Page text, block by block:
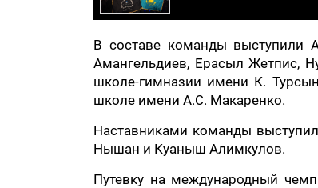
В составе команды выступили
Амангельдиев, Ерасыл Жетпис,
школе-гимназии имени К.
школе имени А.С. Макаренко.
Наставниками команды
Нышан и Куаныш Алимкулов.
Путевку на международный